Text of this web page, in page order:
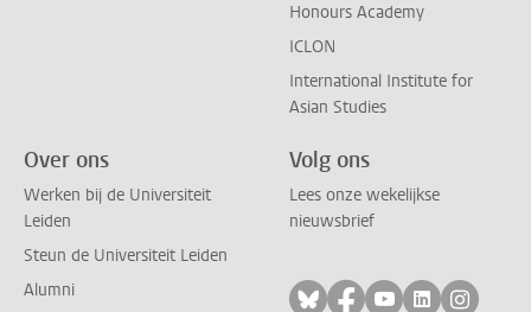
Honours Academy
ICLON
International Institute for
Asian Studies
Over ons
Werken bij de Universiteit
Leiden
Steun de Universiteit Leiden
Alumni
Volg ons
Lees onze wekelijkse
nieuwsbrief
Volg ons op bluesky
Volg ons op
Volg ons op
Volg ons
Volg